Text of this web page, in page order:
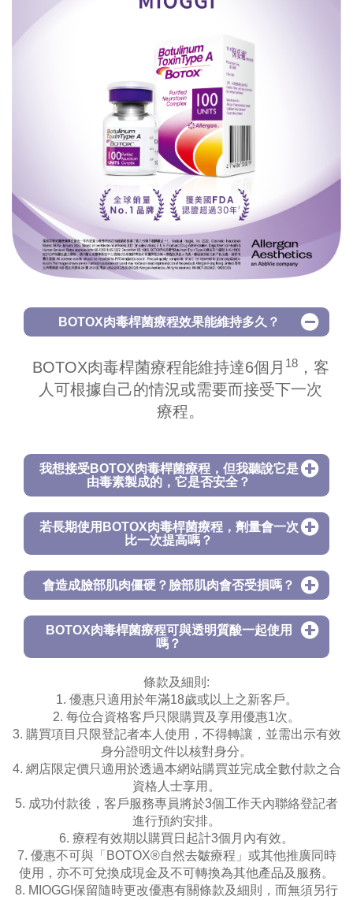
BOTOX肉毒桿菌療程效果能維持多久？
BOTOX肉毒桿菌療程能維持達6個月 18，客
人可根據自己的情況或需要而接受下一次
療程。
我想接受BOTOX肉毒桿菌療程，但我聽說它是
由毒素製成的，它是否安全？
若長期使用BOTOX肉毒桿菌療程，劑量會一次
比一次提高嗎？
會造成臉部肌肉僵硬？臉部肌肉會否受損嗎？
BOTOX肉毒桿菌療程可與透明質酸一起使用
嗎？
條款及細則:
1. 優惠只適用於年滿18歲或以上之新客戶。
2. 每位合資格客戶只限購買及享用優惠1次。
3. 購買項目只限登記者本人使用，不得轉讓，並需出示有效
身分證明文件以核對身分。
4. 網店限定價只適用於透過本網站購買並完成全數付款之合
資格人士享用。
5. 成功付款後，客戶服務專員將於3個工作天內聯絡登記者
進行預約安排。
6. 療程有效期以購買日起計3個月內有效。
7. 優惠不可與「BOTOX®自然去皺療程」或其他推廣同時
使用，亦不可兌換成現金及不可轉換為其他產品及服務。
8. MIOGGI保留隨時更改優惠有關條款及細則，而無須另行